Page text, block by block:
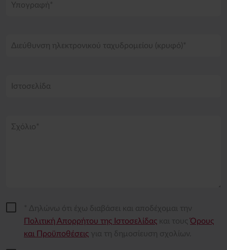
Υπογραφή*
Διεύθυνση ηλεκτρονικού ταχυδρομείου (κρυφό)*
Ιστοσελίδα
Σχόλιο*
* Δηλώνω ότι έχω διαβάσει και αποδέχομαι την
Πολιτική Απορρήτου της Ιστοσελίδας και τουςΌρους
και Προϋποθέσεις για τη δημοσίευση σχολίων.